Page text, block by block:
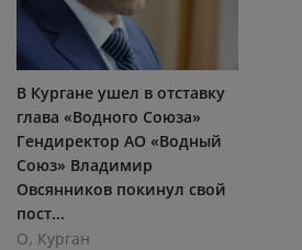
В Кургане ушел в отставку
глава «Водного Союза»
Гендиректор АО «Водный
Союз» Владимир
Овсянников покинул свой
пост...
О, Курган